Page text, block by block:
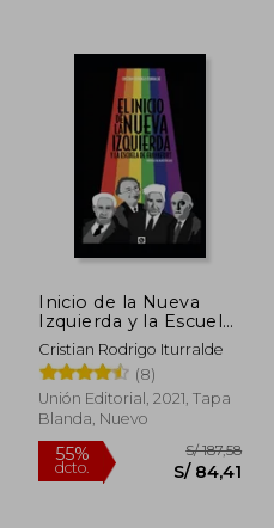
dcto. S/ 70,01
Inicio de la Nueva
Izquierda y la Escuela
de Frankfurt
Cristian Rodrigo Iturralde
(8)
Unión Editorial, 2021, Tapa
Blanda, Nuevo